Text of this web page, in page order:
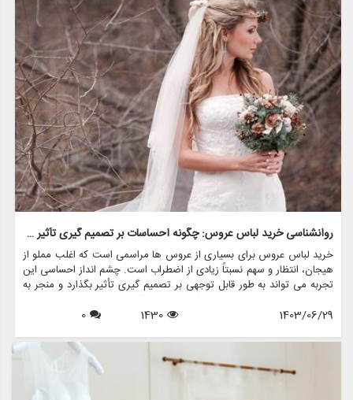
روانشناسی خرید لباس عروس: چگونه احساسات بر تصمیم گیری تأثیر می گذارد
خرید لباس عروس برای بسیاری از عروس ها مراسمی است که اغلب مملو از
هیجان، انتظار و سهم نسبتاً زیادی از اضطراب است. چشم انداز احساسی این
تجربه می تواند به طور قابل توجهی بر تصمیم گیری تأثیر بگذارد و منجر به
انتخاب هایی شود که نه تنها سبک شخصی بلکه عوامل روانی عمیق تری را
نیز منعکس می کند. در این مقاله، روانشناسی خرید لباس عروس، چگونگی
چرخچی در این فرآیند پیچیده را بررسی خواهیم کرد.
1403/06/29
1430
0